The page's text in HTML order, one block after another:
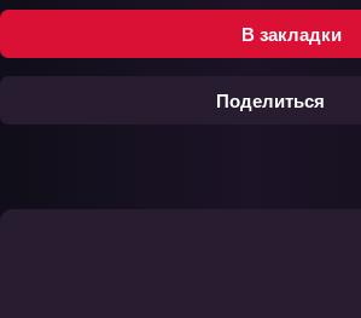
В закладки
Поделиться